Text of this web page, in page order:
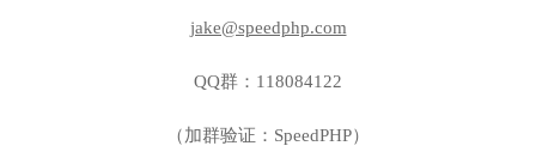
jake@speedphp.com
QQ群：118084122
（加群验证：SpeedPHP）